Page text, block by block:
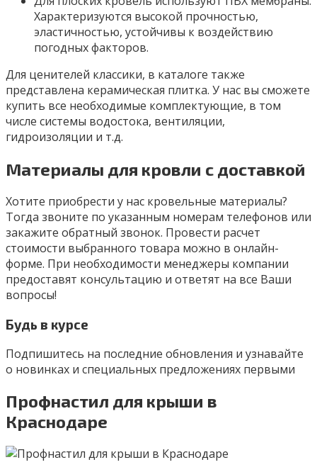
Характеризуются высокой прочностью,
эластичностью, устойчивы к воздействию
погодных факторов.
Для ценителей классики, в каталоге также
представлена керамическая плитка. У нас вы сможете
купить все необходимые комплектующие, в том
числе системы водостока, вентиляции,
гидроизоляции и т.д.
Материалы для кровли с доставкой
Хотите приобрести у нас кровельные материалы?
Тогда звоните по указанным номерам телефонов или
закажите обратный звонок. Провести расчет
стоимости выбранного товара можно в онлайн-
форме. При необходимости менеджеры компании
предоставят консультацию и ответят на все Ваши
вопросы!
Будь в курсе
Подпишитесь на последние обновления и узнавайте
о новинках и специальных предложениях первыми
Профнастил для крыши в
Краснодаре